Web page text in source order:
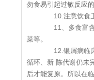
勿食易引起过敏反应
10.注意饮食卫
11、多食富含
菜等。
12.银屑病临床
循环、新 陈代谢仍未
后才能复原。所以在